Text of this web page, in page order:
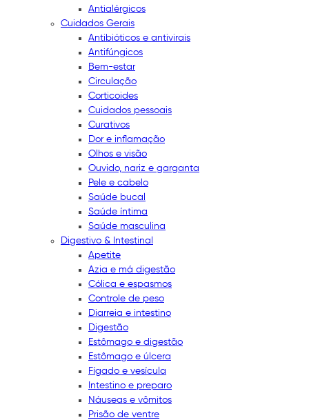
Antialérgicos
Cuidados Gerais
Antibióticos e antivirais
Antifúngicos
Bem-estar
Circulação
Corticoides
Cuidados pessoais
Curativos
Dor e inflamação
Olhos e visão
Ouvido, nariz e garganta
Pele e cabelo
Saúde bucal
Saúde íntima
Saúde masculina
Digestivo & Intestinal
Apetite
Azia e má digestão
Cólica e espasmos
Controle de peso
Diarreia e intestino
Digestão
Estômago e digestão
Estômago e úlcera
Fígado e vesícula
Intestino e preparo
Náuseas e vômitos
Prisão de ventre